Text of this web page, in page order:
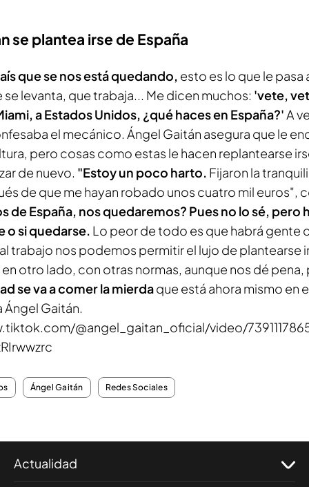
se plantea irse de España
que se nos está quedando, esto es lo que le pasa
levanta, que trabaja... Me dicen muchos: 'vete,
a Estados Unidos, ¿qué haces en España?'A
el mecánico. Ángel Gaitán asegura que le
pero cosas como estas le hacen replantearse
de nuevo. "Estoy un poco harto. Fijaron la
de que me hayan robado unos cuatro mil euros",
de España, nos quedaremos? Pues no lo sé, pero
o si quedarse. Lo peor de todo es que habrá gente
trabajo nos podemos permitir el lujo de plantearse
en otro lado, con otras normas, aunque nos dé pena,
se va a comer la mierdaque está ahora mismo en
Gaitán.
@angel_gaitan_oficial/video/
Ángel Gaitán Redes Sociales
Actualidad